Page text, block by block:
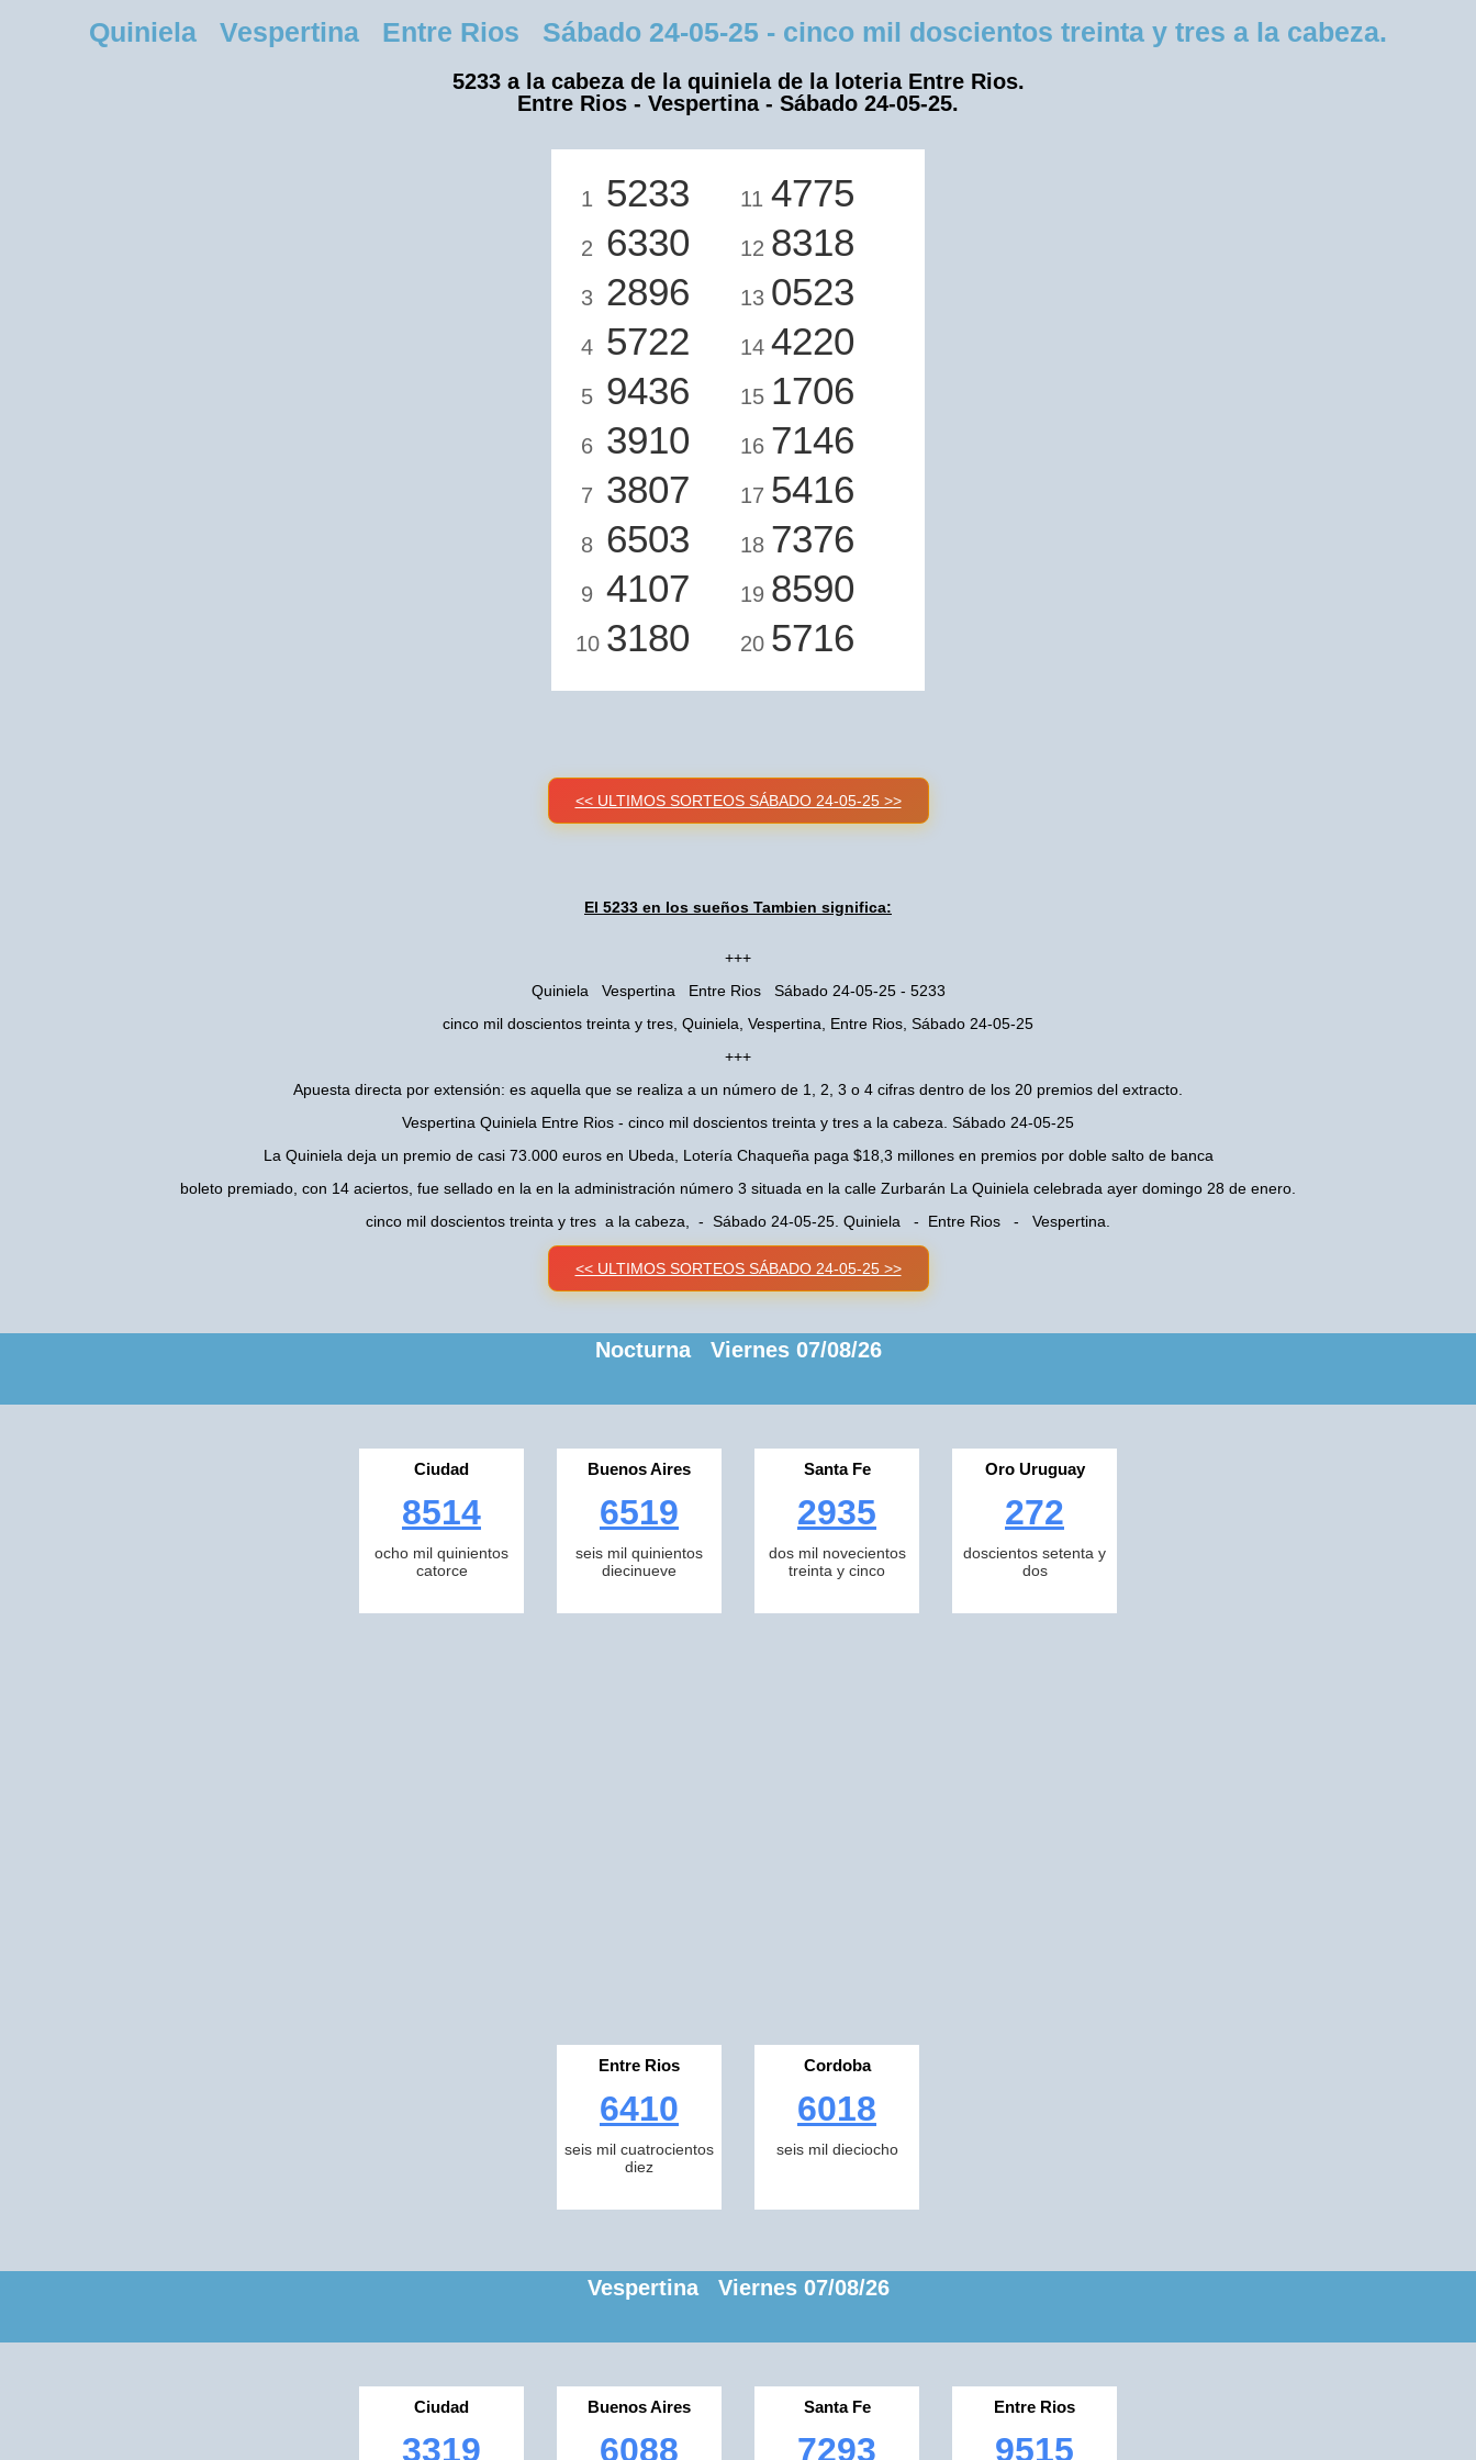
Quiniela Vespertina Entre Rios Sábado 24-05-25 - cinco mil doscientos treinta y tres a la cabeza.
5233 a la cabeza de la quiniela de la loteria Entre Rios.
Entre Rios - Vespertina - Sábado 24-05-25.
1 5233
2 6330
3 2896
4 5722
5 9436
6 3910
7 3807
8 6503
9 4107
10 3180
11 4775
12 8318
13 0523
14 4220
15 1706
16 7146
17 5416
18 7376
19 8590
20 5716
<< ULTIMOS SORTEOS SÁBADO 24-05-25 >>
El 5233 en los sueños Tambien significa:
+++
Quiniela Vespertina Entre Rios Sábado 24-05-25 - 5233
cinco mil doscientos treinta y tres, Quiniela, Vespertina, Entre Rios, Sábado 24-05-25
+++
Apuesta directa por extensión: es aquella que se realiza a un número de 1, 2, 3 o 4 cifras dentro de los 20 premios del extracto.
Vespertina Quiniela Entre Rios - cinco mil doscientos treinta y tres a la cabeza. Sábado 24-05-25
La Quiniela deja un premio de casi 73.000 euros en Ubeda, Lotería Chaqueña paga $18,3 millones en premios por doble salto de banca
boleto premiado, con 14 aciertos, fue sellado en la en la administración número 3 situada en la calle Zurbarán La Quiniela celebrada ayer domingo 28 de enero.
cinco mil doscientos treinta y tres a la cabeza, - Sábado 24-05-25. Quiniela - Entre Rios - Vespertina.
<< ULTIMOS SORTEOS SÁBADO 24-05-25 >>
Nocturna Viernes 07/08/26
Ciudad
8514
ocho mil quinientos
catorce
Buenos Aires
6519
seis mil quinientos
diecinueve
Santa Fe
2935
dos mil novecientos
treinta y cinco
Oro Uruguay
272
doscientos setenta y
dos
Entre Rios
6410
seis mil cuatrocientos
diez
Cordoba
6018
seis mil dieciocho
Vespertina Viernes 07/08/26
Ciudad
3319
Buenos Aires
6088
Santa Fe
7293
Entre Rios
9515